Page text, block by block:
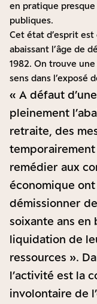
en pratique
publiques.
Cet état d’esprit est
abaissant l’âge de
1982. On trouve
sens dans l’exposé
« A défaut
pleinement
retraite, des
remédier aux
économique
démissionner
soixante ans en
liquidation de
ressources ».
l’activité est la
involontaire de